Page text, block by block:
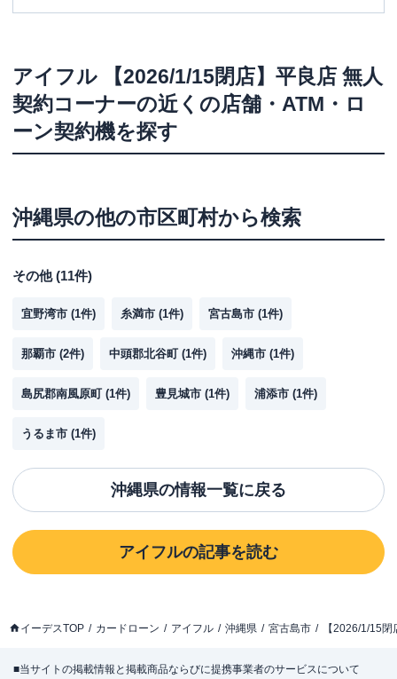
アイフル
【2026/1/15閉店】平良店 無人
契約コーナーの近くの店舗・ATM・ロ
ーン契約機を探す
沖縄県の他の市区町村から検索
その他(11件)
宜野湾市 (1件) 糸満市 (1件) 宮古島市 (1件)
那覇市 (2件) 中頭郡北谷町 (1件) 沖縄市 (1件)
島尻郡南風原町 (1件) 豊見城市 (1件) 浦添市 (1件)
うるま市 (1件)
沖縄県の情報一覧に戻る
アイフルの記事を読む
イーデスTOP カードローン アイフル 沖縄県 宮古島市 【2026/1/15
■当サイトの掲載情報と掲載商品ならびに提携事業者のサービスについて